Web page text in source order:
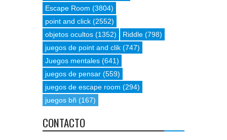
Escape Room (3804)
point and click (2552)
objetos ocultos (1352) Riddle (798)
juegos de point and clik (747)
Juegos mentales (641)
juegos de pensar (559)
juegos de escape room (294)
juegos bñ (167)
CONTACTO